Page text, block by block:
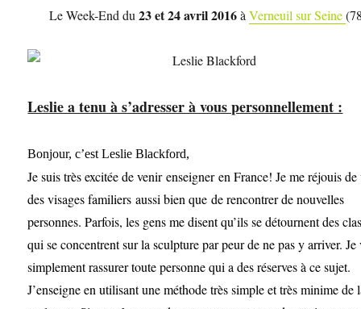
Le Week-End du23 et 24 avril 2016àVerneuil sur Seine
Leslie a tenu à s’adresser à vous personnellement :
Bonjour, c’est Leslie Blackford,
Je suis très excitée de venir enseigner en France! Je me réjouis
des visages familiers aussi bien que de rencontrer de nouvelles
personnes. Parfois, les gens me disent qu’ils se détournent des
qui se concentrent sur la sculpture par peur de ne pas y arriver. Je
simplement rassurer toute personne qui a des réserves à ce sujet.
J’enseigne en utilisant une méthode très simple et très minime de